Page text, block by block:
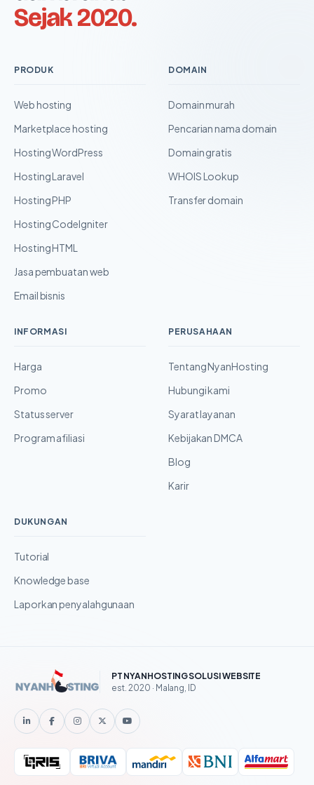
Sejak 2020.
PRODUK
Web hosting
Marketplace hosting
Hosting WordPress
Hosting Laravel
Hosting PHP
Hosting CodeIgniter
Hosting HTML
Jasa pembuatan web
Email bisnis
DOMAIN
Domain murah
Pencarian nama domain
Domain gratis
WHOIS Lookup
Transfer domain
INFORMASI
Harga
Promo
Status server
Program afiliasi
PERUSAHAAN
Tentang NyanHosting
Hubungi kami
Syarat layanan
Kebijakan DMCA
Blog
Karir
DUKUNGAN
Tutorial
Knowledge base
Laporkan penyalahgunaan
PT NYANHOSTING SOLUSI WEBSITE
est. 2020 · Malang, ID